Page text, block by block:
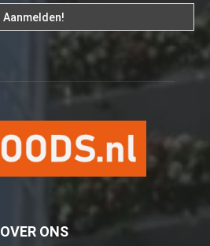
OVER ONS